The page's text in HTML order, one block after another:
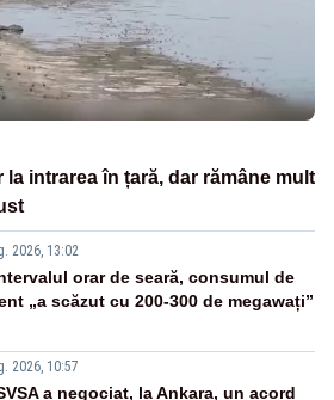
la intrarea în țară, dar rămâne mult
2026, 13:02
orar de seară, consumul de
„a scăzut cu 200-300 de megawați”
2026, 10:57
a negociat, la Ankara, un acord